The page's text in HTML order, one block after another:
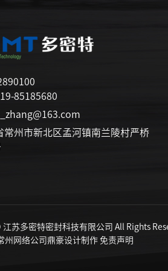
85185680
常州市新北区孟河镇南兰陵村严桥
苏多密特密封科技有限公司 All Rights
州网络公司鼎豪设计制作 免责声明